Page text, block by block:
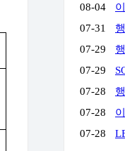
08-04
07-31
07-29
07-29
07-28
07-28
07-28